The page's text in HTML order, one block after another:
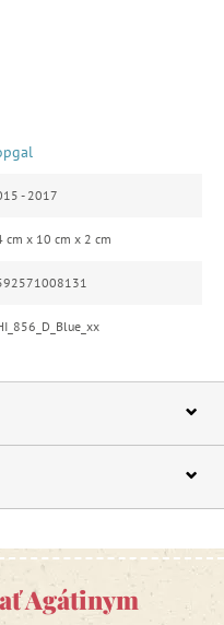
- 2017
cm x 10 cm x 2 cm
Agátinym